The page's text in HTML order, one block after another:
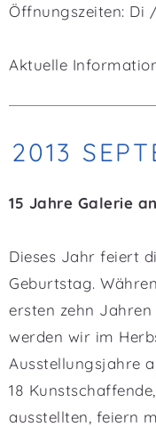
Öffnungszeiten: Di
Aktuelle
2013
15 Jahre Galerie
Dieses Jahr feiert
Geburtstag.
ersten zehn
werden wir im
Ausstellungsjahre
18
ausstellten, feiern